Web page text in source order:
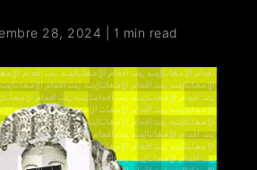
28, 2024 1 min read